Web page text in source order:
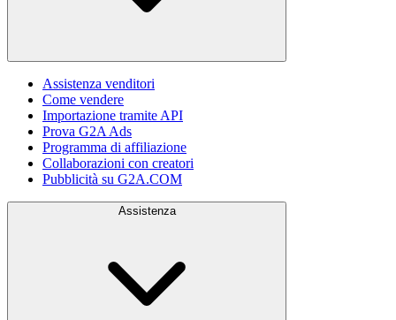
Assistenza venditori
Come vendere
Importazione tramite API
Prova G2A Ads
Programma di affiliazione
Collaborazioni con creatori
Pubblicità su G2A.COM
Assistenza